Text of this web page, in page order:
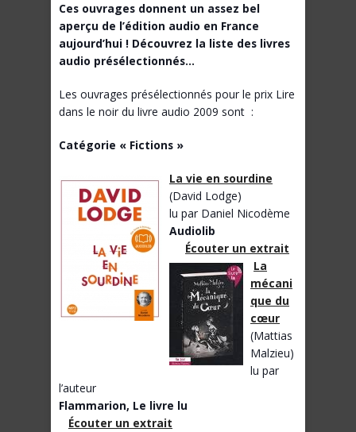
Ces ouvrages donnent un assez bel
aperçu de l’édition audio en France
aujourd’hui ! Découvrez la liste des livres
audio présélectionnés…
Les ouvrages présélectionnés pour le prix Lire
dans le noir du livre audio 2009 sont :
Catégorie « Fictions »
La vie en sourdine
(David Lodge)
lu par Daniel Nicodème
Audiolib
Écouter un extrait
La
mécani
que du
cœur
(Mattias
Malzieu)
lu par
l’auteur
Flammarion, Le livre lu
Écouter un extrait